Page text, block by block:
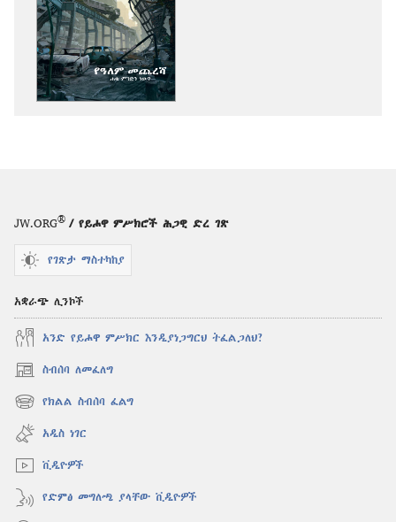
JW.ORG® / የይሖዋ ምሥክሮች ሕጋዊ ድረ ገጽ
የገጽታ ማስተካከያ
አቋራጭ ሊንኮች
አንድ የይሖዋ ምሥክር እንዲያነጋግርህ ትፈልጋለህ?
ስብሰባ ለመፈለግ
(አዲስ
ዊንዶው
ክፈት)
የክልል ስብሰባ ፈልግ
(አዲስ
ዊንዶው
ክፈት)
አዲስ ነገር
ቪዲዮዎች
የድምፅ መግለጫ ያላቸው ቪዲዮዎች